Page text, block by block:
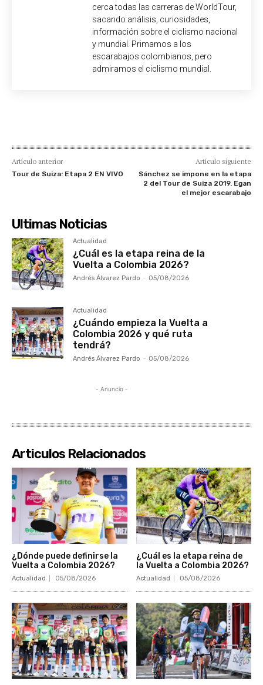
cerca todas las carreras de WorldTour,
sacando análisis, curiosidades,
información sobre el ciclismo nacional
y mundial. Primamos a los
escarabajos colombianos, pero
admiramos el ciclismo mundial.
Artículo anterior
Tour de Suiza: Etapa 2 EN VIVO
Artículo siguiente
Sánchez se impone en la etapa
2 del Tour de Suiza 2019. Egan
el mejor escarabajo
Ultimas Noticias
Actualidad
¿Cuál es la etapa reina de la
Vuelta a Colombia 2026?
Andrés Álvarez Pardo - 05/08/2026
Actualidad
¿Cuándo empieza la Vuelta a
Colombia 2026 y qué ruta
tendrá?
Andrés Álvarez Pardo - 05/08/2026
- Anuncio -
Articulos Relacionados
¿Dónde puede definirse la
Vuelta a Colombia 2026?
Actualidad 05/08/2026
¿Cuál es la etapa reina de
la Vuelta a Colombia 2026?
Actualidad 05/08/2026